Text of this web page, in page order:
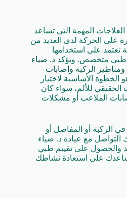
المهمة التي تساعد
على الحركة لدى العديد من
تعتمد على استخدامها
طبي متخصص. ويؤكد د. ضياء
الركبة وإصابات
الأساسية لاختيار
الحقيقي للألم، سواء كان
الملاعب أو مشكلات
الركبة أو المفاصل أو
التواصل مع عيادة د. ضياء
والحصول على تقييم طبي
على استعادة نشاطك